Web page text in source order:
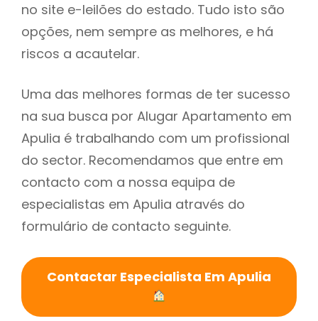
no site e-leilões do estado. Tudo isto são
opções, nem sempre as melhores, e há
riscos a acautelar.
Uma das melhores formas de ter sucesso
na sua busca por Alugar Apartamento em
Apulia é trabalhando com um profissional
do sector. Recomendamos que entre em
contacto com a nossa equipa de
especialistas em Apulia através do
formulário de contacto seguinte.
Contactar Especialista Em Apulia